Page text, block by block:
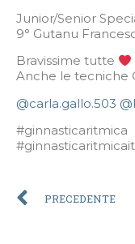
Junior/Senior
9° Gutanu
Bravissime tutte
Anche le tecniche
@carla.gallo.503
PRECEDENTE